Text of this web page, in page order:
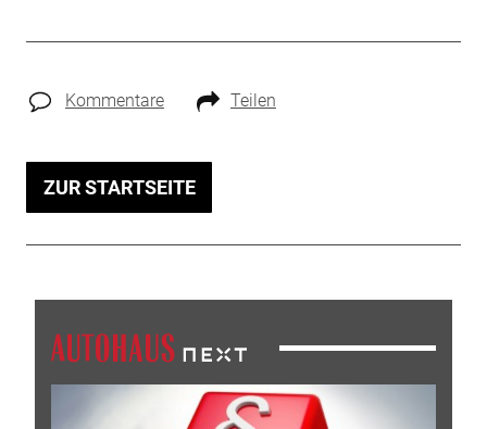
Kommentare Teilen
ZUR STARTSEITE